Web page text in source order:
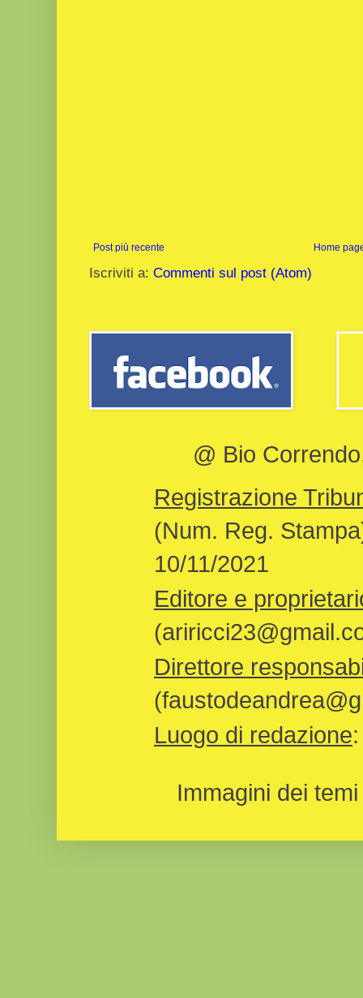
Post più recente Home
Iscriviti a: Commenti sul post (Atom)
@ Bio
Registrazione
(Num. Reg.
10/11/2021
Editore e
Direttore
Luogo di redazione
Immagini dei